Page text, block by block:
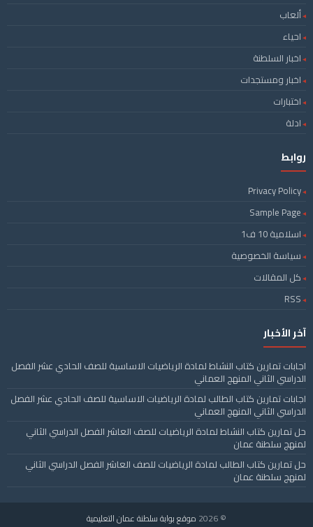
ألعاب
احياء
اخبار السلطنة
اخبار ومستجدات
اختبارات
ادلة
روابط
Privacy Policy
Sample Page
اسلامية 10 ف1
سياسة الخصوصية
كل المقالات
RSS
آخر الأخبار
اجابات تمارين كتاب النشاط لمادة الرياضيات الاساسية للصف الحادي عشر الفصل
الدراسي الثاني المنهج العماني
اجابات تمارين كتاب الطالب لمادة الرياضيات الاساسية للصف الحادي عشر الفصل
الدراسي الثاني المنهج العماني
حل تمارين كتاب النشاط لمادة الرياضيات للصف العاشر الفصل الدراسي الثاني
لمنهج سلطنة عمان
حل تمارين كتاب الطالب لمادة الرياضيات للصف العاشر الفصل الدراسي الثاني
لمنهج سلطنة عمان
© 2026 موقع بوابة سلطنة عمان التعليمية